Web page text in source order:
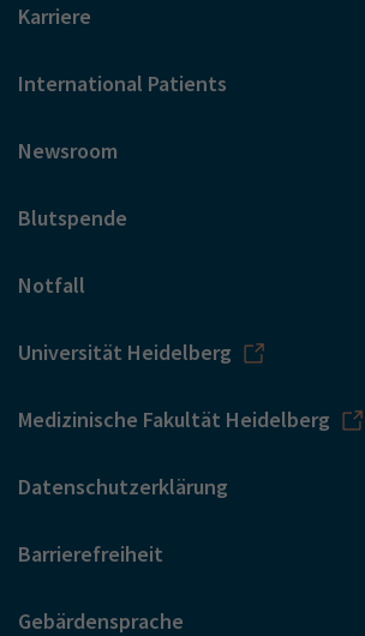
Karriere
International Patients
Newsroom
Blutspende
Notfall
Universität Heidelberg
Medizinische Fakultät Heidelberg
Datenschutzerklärung
Barrierefreiheit
Gebärdensprache